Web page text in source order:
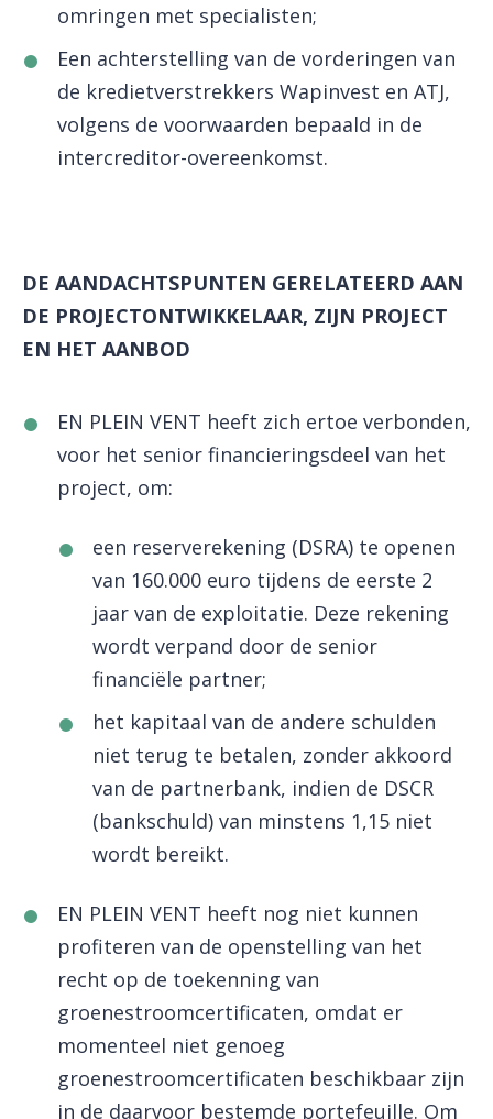
omringen met specialisten;
Een achterstelling van de vorderingen van
de kredietverstrekkers Wapinvest en ATJ,
volgens de voorwaarden bepaald in de
intercreditor-overeenkomst.
DE AANDACHTSPUNTEN GERELATEERD AAN
DE PROJECTONTWIKKELAAR, ZIJN PROJECT
EN HET AANBOD
EN PLEIN VENT heeft zich ertoe verbonden,
voor het senior financieringsdeel van het
project, om:
een reserverekening (DSRA) te openen
van 160.000 euro tijdens de eerste 2
jaar van de exploitatie. Deze rekening
wordt verpand door de senior
financiële partner;
het kapitaal van de andere schulden
niet terug te betalen, zonder akkoord
van de partnerbank, indien de DSCR
(bankschuld) van minstens 1,15 niet
wordt bereikt.
EN PLEIN VENT heeft nog niet kunnen
profiteren van de openstelling van het
recht op de toekenning van
groenestroomcertificaten, omdat er
momenteel niet genoeg
groenestroomcertificaten beschikbaar zijn
in de daarvoor bestemde portefeuille. Om